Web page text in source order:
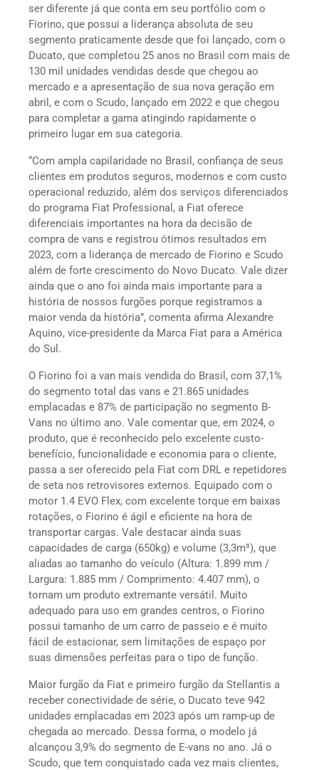
ser diferente já que conta em seu portfólio com o
Fiorino, que possui a liderança absoluta de seu
segmento praticamente desde que foi lançado, com o
Ducato, que completou 25 anos no Brasil com mais de
130 mil unidades vendidas desde que chegou ao
mercado e a apresentação de sua nova geração em
abril, e com o Scudo, lançado em 2022 e que chegou
para completar a gama atingindo rapidamente o
primeiro lugar em sua categoria.
“Com ampla capilaridade no Brasil, confiança de seus
clientes em produtos seguros, modernos e com custo
operacional reduzido, além dos serviços diferenciados
do programa Fiat Professional, a Fiat oferece
diferenciais importantes na hora da decisão de
compra de vans e registrou ótimos resultados em
2023, com a liderança de mercado de Fiorino e Scudo
além de forte crescimento do Novo Ducato. Vale dizer
ainda que o ano foi ainda mais importante para a
história de nossos furgões porque registramos a
maior venda da história”, comenta afirma Alexandre
Aquino, vice-presidente da Marca Fiat para a América
do Sul.
O Fiorino foi a van mais vendida do Brasil, com 37,1%
do segmento total das vans e 21.865 unidades
emplacadas e 87% de participação no segmento B-
Vans no último ano. Vale comentar que, em 2024, o
produto, que é reconhecido pelo excelente custo-
benefício, funcionalidade e economia para o cliente,
passa a ser oferecido pela Fiat com DRL e repetidores
de seta nos retrovisores externos. Equipado com o
motor 1.4 EVO Flex, com excelente torque em baixas
rotações, o Fiorino é ágil e eficiente na hora de
transportar cargas. Vale destacar ainda suas
capacidades de carga (650kg) e volume (3,3m³), que
aliadas ao tamanho do veículo (Altura: 1.899 mm /
Largura: 1.885 mm / Comprimento: 4.407 mm), o
tornam um produto extremante versátil. Muito
adequado para uso em grandes centros, o Fiorino
possui tamanho de um carro de passeio e é muito
fácil de estacionar, sem limitações de espaço por
suas dimensões perfeitas para o tipo de função.
Maior furgão da Fiat e primeiro furgão da Stellantis a
receber conectividade de série, o Ducato teve 942
unidades emplacadas em 2023 após um ramp-up de
chegada ao mercado. Dessa forma, o modelo já
alcançou 3,9% do segmento de E-vans no ano. Já o
Scudo, que tem conquistado cada vez mais clientes,